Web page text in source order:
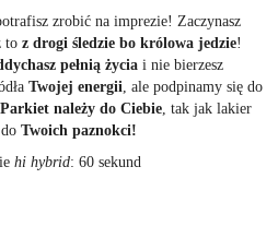
zrobić na imprezie! Zaczynasz
to z drogi śledzie bo królowa jedzie!
pełnią życia i nie bierzesz
Twojej energii, ale podpinamy się do
Parkiet należy do Ciebie, tak jak lakier
Twoich paznokci!
hi hybrid: 60 sekund